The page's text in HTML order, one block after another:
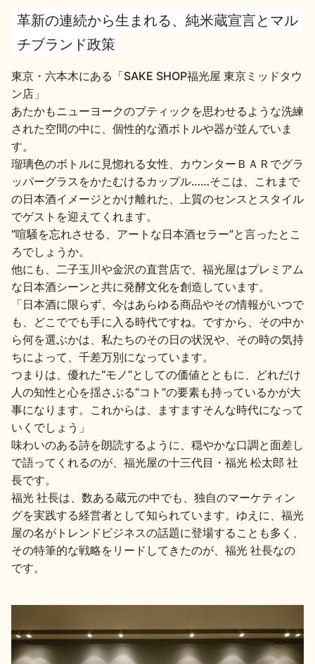
地酒用語集
歳時記
地酒川柳 地酒小説
日本酒の楽しみ方特集
地酒・イベント情報
イベント情報TOP 新商品・おすすめ商品
革新の連続から生まれる、純米蔵宣言とマル
チブランド政策
東京・六本木にある「SAKE SHOP福光屋 東京ミッドタウ
ン店」
あたかもニューヨークのブティックを思わせるような洗練
された空間の中に、個性的な酒ボトルや器が並んでいま
す。
瑠璃色のボトルに見惚れる女性、カウンターＢＡＲでグラ
ッパーグラスをかたむけるカップル……そこは、これまで
の日本酒イメージとかけ離れた、上質のセンスとスタイル
でゲストを迎えてくれます。
“喧騒を忘れさせる、アートな日本酒セラー”と言ったとこ
ろでしょうか。
他にも、二子玉川や金沢の直営店で、福光屋はプレミアム
な日本酒シーンと共に発酵文化を創造しています。
「日本酒に限らず、今はあらゆる商品やその情報がいつで
も、どこででも手に入る時代ですね。ですから、その中か
ら何を選ぶかは、私たちのその日の状況や、その時の気持
ちによって、千差万別になっています。
つまりは、優れた“モノ”としての価値とともに、どれだけ
人の知性と心を揺さぶる“コト”の要素も持っているかが大
事になります。これからは、ますますそんな時代になって
いくでしょう」
味わいのある詩を朗読するように、穏やかな口調と面差し
で語ってくれるのが、福光屋の十三代目・福光 松太郎 社
長です。
福光 社長は、数ある蔵元の中でも、独自のマーケティン
グを実践する経営者として知られています。ゆえに、福光
屋の名がトレンドビジネスの話題に登場することも多く、
その特筆的な戦略をリードしてきたのが、福光 社長なの
です。